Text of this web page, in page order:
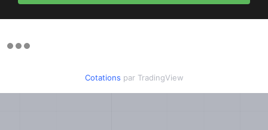
Cotations par TradingView